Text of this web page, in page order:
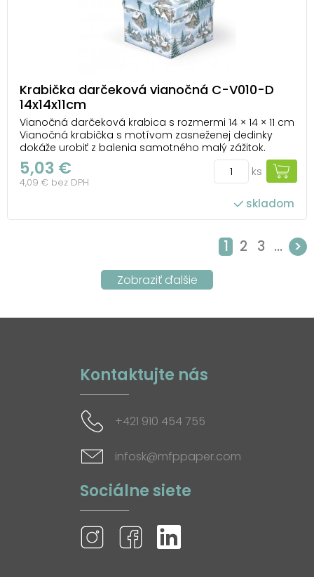
Krabička darčeková vianočná C-V010-D
14x14x11cm
Vianočná darčeková krabica s rozmermi 14 × 14 × 11 cm
Vianočná krabička s motívom zasneženej dedinky
dokáže urobiť z balenia samotného malý zážitok.
Zimná krajinka s chalúpkami a stromčekmi vytvára
radostnú atmosféru, ktorá doplní kúzlo darčeka.
Vďaka pevnému veku sa obsah nielen bezpečne
5,03 €
4,09 € bez DPH
ks
skladom
1 2 3 ... >
Kontaktujte nás
+421 910 454 755
infosk@mfppaper.com
Sociálne siete